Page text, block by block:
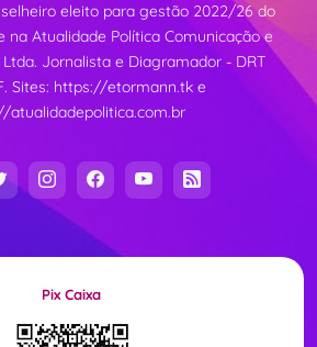
eleito para gestão 2022/26 do
na Atualidade Política Comunicação e
Jornalista e Diagramador - DRT
Sites: https://etormann.tk e
atualidadepolitica.com.br
Pix Caixa